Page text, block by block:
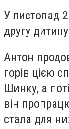
У листопад
другу
Антон
горів цією
Шинку, а
він
стала для